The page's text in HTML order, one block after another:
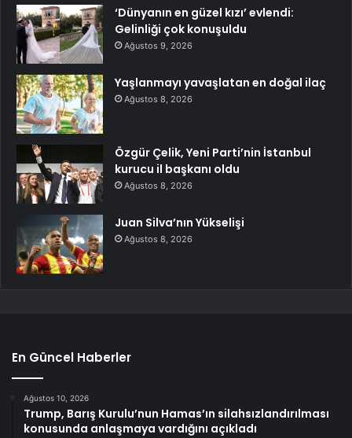
‘Dünyanın en güzel kızı’ evlendi:
Gelinliği çok konuşuldu
Ağustos 9, 2026
Yaşlanmayı yavaşlatan en doğal ilaç
Ağustos 8, 2026
Özgür Çelik, Yeni Parti’nin İstanbul
kurucu il başkanı oldu
Ağustos 8, 2026
Juan Silva’nın Yükselişi
Ağustos 8, 2026
En Güncel Haberler
Ağustos 10, 2026
Trump, Barış Kurulu’nun Hamas’ın silahsızlandırılması
konusunda anlaşmaya vardığını açıkladı